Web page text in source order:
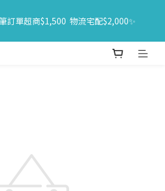
$1500送旅行組
訂單超商$1,500  物流宅配$2,000✨
價商品買一送一 限時06/01-06/30｜滿